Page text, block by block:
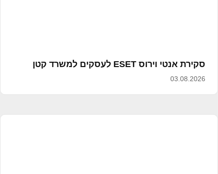
סקירת אנטי וירוס ESET לעסקים למשרד קטן
03.08.2026